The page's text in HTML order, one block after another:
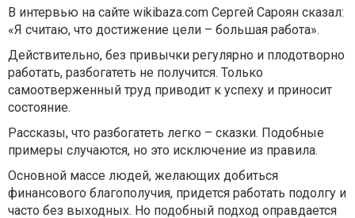
В интервью на сайте wikibaza.com Сергей Сароян сказал:
«Я считаю, что достижение цели – большая работа».
Действительно, без привычки регулярно и плодотворно
работать, разбогатеть не получится. Только
самоотверженный труд приводит к успеху и приносит
состояние.
Рассказы, что разбогатеть легко – сказки. Подобные
примеры случаются, но это исключение из правила.
Основной массе людей, желающих добиться
финансового благополучия, придется работать подолгу и
часто без выходных. Но подобный подход оправдается